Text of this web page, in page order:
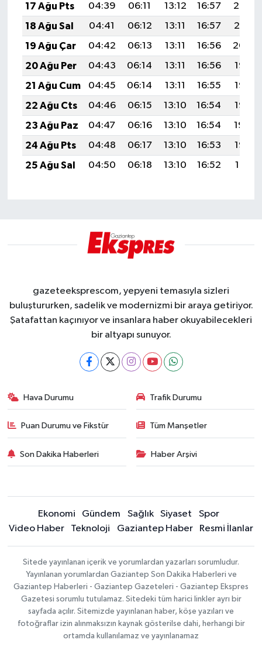
17 Ağu Pts
04:39 06:11 13:12 16:57
20:02
18 Ağu Sal
04:41 06:12 13:11 16:57
20:01
19 Ağu Çar
04:42 06:13 13:11 16:56
20:00
20 Ağu Per
04:43 06:14 13:11 16:56
19:58
21 Ağu Cum
04:45 06:14 13:11 16:55
19:57
22 Ağu Cts
04:46 06:15 13:10 16:54
19:56
23 Ağu Paz
04:47 06:16 13:10 16:54
19:54
24 Ağu Pts
04:48 06:17 13:10 16:53
19:53
25 Ağu Sal
04:50 06:18 13:10 16:52 19:51
gazeteeksprescom, yepyeni temasıyla sizleri
buluştururken, sadelik ve modernizmi bir araya getiriyor.
Şatafattan kaçınıyor ve insanlara haber okuyabilecekleri
bir altyapı sunuyor.
Hava Durumu Trafik Durumu
Puan Durumu ve Fikstür Tüm Manşetler
Son Dakika Haberleri Haber Arşivi
Ekonomi Gündem Sağlık Siyaset
Spor
Video Haber
Teknoloji Gaziantep Haber Resmi İlanlar
Sitede yayınlanan içerik ve yorumlardan yazarları sorumludur.
Yayınlanan yorumlardan Gaziantep Son Dakika Haberleri ve
Gaziantep Haberleri - Gaziantep Gazeteleri - Gaziantep Ekspres
Gazetesi sorumlu tutulamaz. Sitedeki tüm harici linkler ayrı bir
sayfada açılır. Sitemizde yayınlanan haber, köşe yazıları ve
fotoğraflar izin alınmaksızın kaynak gösterilse dahi, herhangi bir
ortamda kullanılamaz ve yayınlanamaz